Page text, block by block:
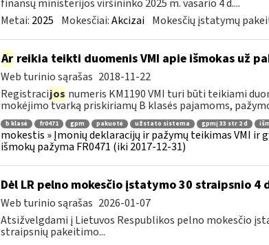
finansų ministerijos viršininko 2025 m. vasario 4 d....
Metai: 2025 Mokesčiai:Akcizai Mokesčių įstatymų
Arreikia teikti duomenis VMI apie išmokas už
Web turinio sąrašas 2018-11-22
Registracijos numeris KM1190 VMI turi būti teikiami
mokėjimo tvarką priskiriamų B klasės pajamoms,
b klasė fr0471 gpm pakuotė užstato sistema gpmį 33 str 2 d
mokestis » Įmonių deklaracijų ir pažymų teikimas VMI ir
išmokų pažyma FR0471 (iki 2017-12-31)
Dėl LR pelno mokesčio įstatymo 30 straipsnio 4
Web turinio sąrašas 2026-01-07
Atsižvelgdami į Lietuvos Respublikos pelno mokesčio
straipsnių pakeitimo...